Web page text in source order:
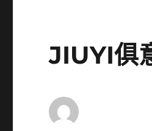
JIUYI俱